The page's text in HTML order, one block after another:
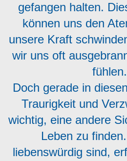
gefangen halten.
können uns den
unsere Kraft
wir uns oft
fühlen.
Doch gerade in
Traurigkeit und
wichtig, eine andere
Leben zu
liebenswürdig sind,